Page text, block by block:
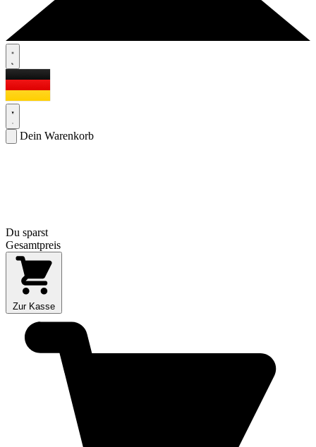
Dein Warenkorb
Du sparst
Gesamtpreis
Zur Kasse